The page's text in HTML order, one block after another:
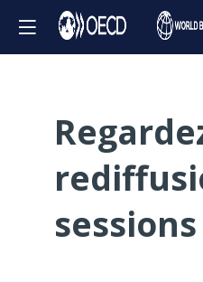
sessions